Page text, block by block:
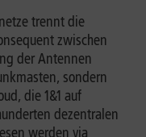
trennt die
zwischen
der Antennen
sondern
die 1&1 auf
dezentralen
werden via